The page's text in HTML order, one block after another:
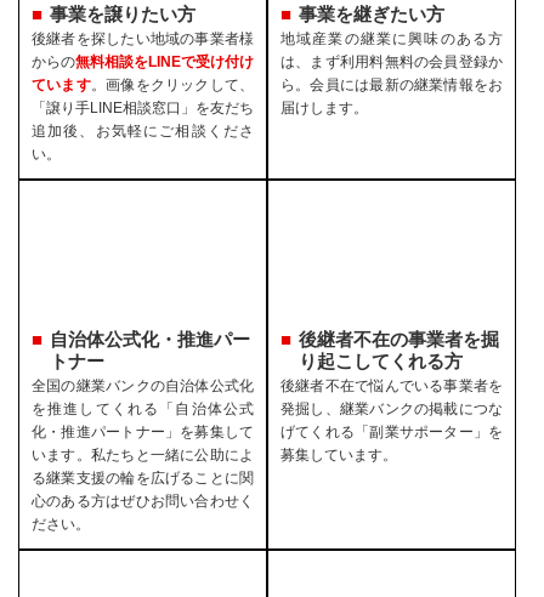
事業を譲りたい方
後継者を探したい地域の事業者様
からの無料相談をLINEで受け付け
ています。画像をクリックして、
「譲り手LINE相談窓口」を友だち
追加後、お気軽にご相談くださ
い。
事業を継ぎたい方
地域産業の継業に興味のある方
は、まず利用料無料の会員登録か
ら。会員には最新の継業情報をお
届けします。
自治体公式化・推進パー
トナー
全国の継業バンクの自治体公式化
を推進してくれる「自治体公式
化・推進パートナー」を募集して
います。私たちと一緒に公助によ
る継業支援の輪を広げることに関
心のある方はぜひお問い合わせく
ださい。
後継者不在の事業者を掘
り起こしてくれる方
後継者不在で悩んでいる事業者を
発掘し、継業バンクの掲載につな
げてくれる「副業サポーター」を
募集しています。